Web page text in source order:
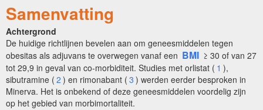
Samenvatting
Achtergrond
De huidige richtlijnen bevelen aan om geneesmiddelen tegen
obesitas als adjuvans te overwegen vanaf een BMI ≥ 30 of van 27
tot 29,9 in geval van co-morbiditeit. Studies met orlistat ( 1 ),
sibutramine ( 2 ) en rimonabant ( 3 ) werden eerder besproken in
Minerva. Het is onbekend of deze geneesmiddelen voordelig zijn
op het gebied van morbimortaliteit.